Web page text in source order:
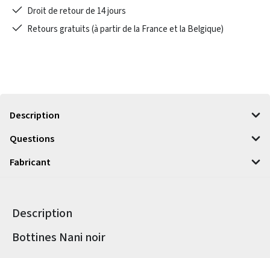
Droit de retour de 14 jours
Retours gratuits (à partir de la France et la Belgique)
Description
Questions
Fabricant
Description
Informations sur le produit
Bottines Nani noir